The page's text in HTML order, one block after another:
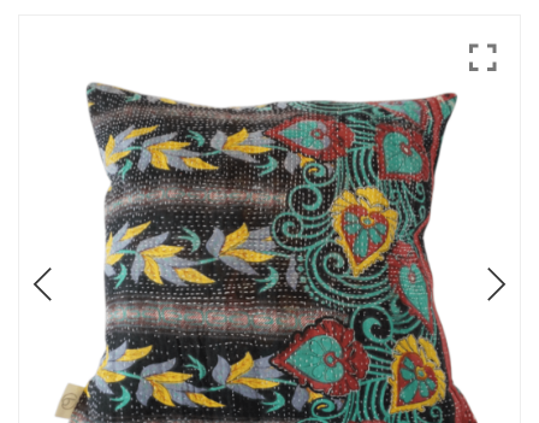
Kimonos
Blouses et jupes
Sacs en Kantha
Pochettes ordinateur
Trousses de toilette
Objets déco
Patères en métal